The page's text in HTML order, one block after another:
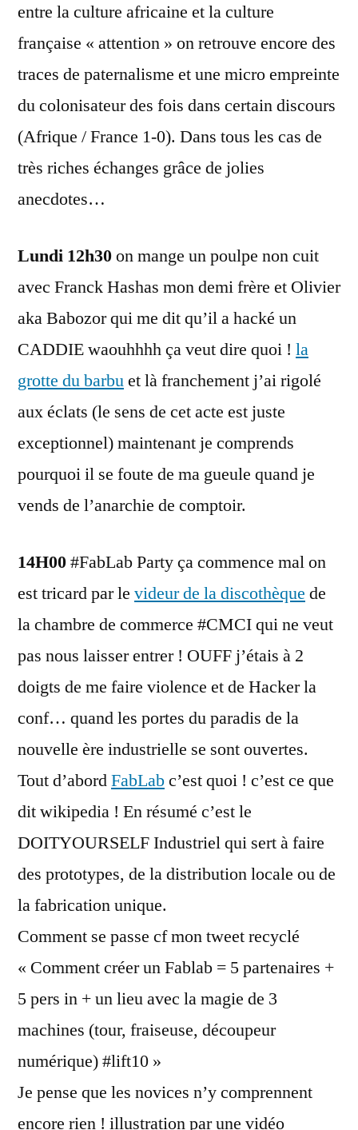
entre la culture africaine et la culture
française « attention » on retrouve encore des
traces de paternalisme et une micro empreinte
du colonisateur des fois dans certain discours
(Afrique / France 1-0). Dans tous les cas de
très riches échanges grâce de jolies
anecdotes…
Lundi 12h30on mange un poulpe non cuit
avec Franck Hashas mon demi frère et Olivier
aka Babozor qui me dit qu’il a hacké un
CADDIE waouhhhh ça veut dire quoi ! la
grotte du barbuet là franchement j’ai rigolé
aux éclats (le sens de cet acte est juste
exceptionnel) maintenant je comprends
pourquoi il se foute de ma gueule quand je
vends de l’anarchie de comptoir.
14H00#FabLab Party ça commence mal on
est tricard par le videur de la discothèque de
la chambre de commerce #CMCI qui ne veut
pas nous laisser entrer ! OUFF j’étais à 2
doigts de me faire violence et de Hacker la
conf… quand les portes du paradis de la
nouvelle ère industrielle se sont ouvertes.
Tout d’abordFabLabc’est quoi ! c’est ce que
dit wikipedia ! En résumé c’est le
DOITYOURSELF Industriel qui sert à faire
des prototypes, de la distribution locale ou de
la fabrication unique.
Comment se passe cf mon tweet recyclé
« Comment créer un Fablab = 5 partenaires +
5 pers in + un lieu avec la magie de 3
machines (tour, fraiseuse, découpeur
numérique) #lift10 »
Je pense que les novices n’y comprennent
encore rien ! illustration par une vidéo